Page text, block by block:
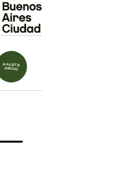
HACETE
AMIGO